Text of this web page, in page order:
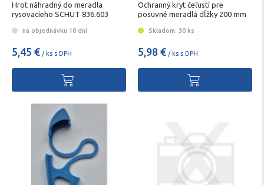
Hrot náhradný do meradla
rysovacieho SCHUT 836.603
na objednávku 10 dní
5,45 € / ks s DPH
Ochranný kryt čeľustí pre
posuvné meradlá dĺžky 200 mm
Skladom: 30 ks
5,98 € / ks s DPH